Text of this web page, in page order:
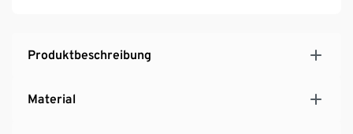
Produktbeschreibung
Material